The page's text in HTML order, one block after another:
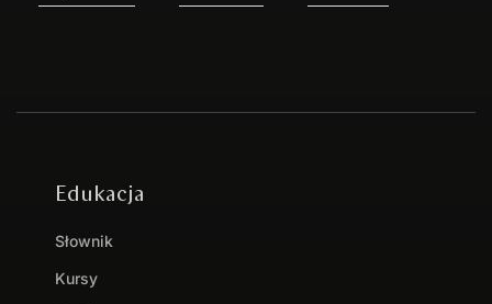
Edukacja
Słownik
Kursy